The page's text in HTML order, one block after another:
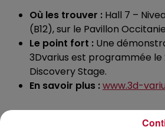
Où les trouver : Hall 7 –
(B12), sur le Pavillon
Le point fort : Une
3Dvarius est programmée le
Discovery Stage.
En savoir plus :www.3d-